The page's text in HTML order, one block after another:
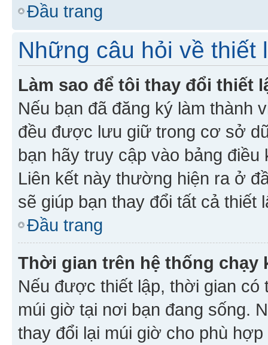
Đầu trang
Những câu hỏi về thiết
Làm sao để tôi thay đổi thiết
Nếu bạn đã đăng ký làm thành
đều được lưu giữ trong cơ sở
bạn hãy truy cập vào bảng
Liên kết này thường hiện ra ở
sẽ giúp bạn thay đổi tất cả thiết
Đầu trang
Thời gian trên hệ thống chạy
Nếu được thiết lập, thời gian
múi giờ tại nơi bạn đang sống.
thay đổi lại múi giờ cho phù